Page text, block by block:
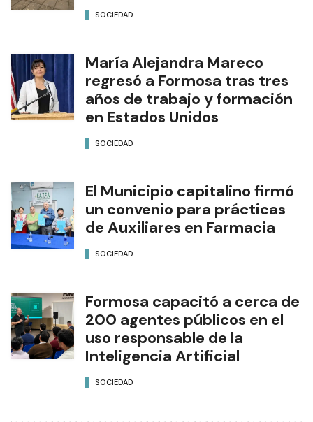
SOCIEDAD
María Alejandra Mareco
regresó a Formosa tras tres
años de trabajo y formación
en Estados Unidos
SOCIEDAD
El Municipio capitalino firmó
un convenio para prácticas
de Auxiliares en Farmacia
SOCIEDAD
Formosa capacitó a cerca de
200 agentes públicos en el
uso responsable de la
Inteligencia Artificial
SOCIEDAD